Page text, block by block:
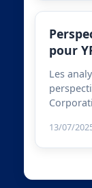
pour
Les
13/07/